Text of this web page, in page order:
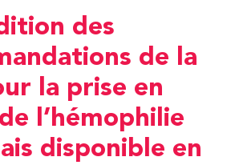
des
de la
la prise en
l’hémophilie
disponible en